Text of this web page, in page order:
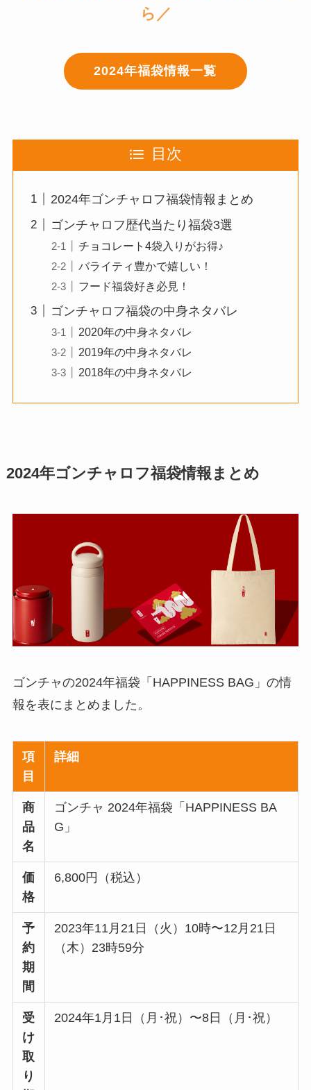
ら／
2024年福袋情報一覧
目次
2024年ゴンチャロフ福袋情報まとめ
ゴンチャロフ歴代当たり福袋3選
チョコレート4袋入りがお得♪
バライティ豊かで嬉しい！
フード福袋好き必見！
ゴンチャロフ福袋の中身ネタバレ
2020年の中身ネタバレ
2019年の中身ネタバレ
2018年の中身ネタバレ
2024年ゴンチャロフ福袋情報まとめ
ゴンチャの2024年福袋「HAPPINESS BAG」の情
報を表にまとめました。
項
目
詳細
商
品
名
ゴンチャ 2024年福袋「HAPPINESS BA
G」
価
格
6,800円（税込）
予
約
期
間
2023年11月21日（火）10時〜12月21日
（木）23時59分
受
け
取
り
2024年1月1日（月･祝）〜8日（月･祝）